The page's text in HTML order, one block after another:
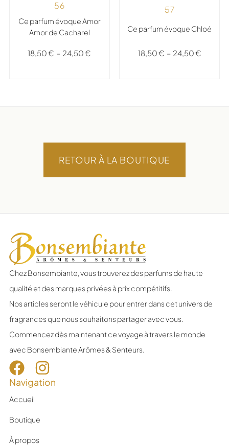
56
Ce parfum évoque Amor
Amor de Cacharel
18,50€ – 24,50€
57
Ce parfum évoque Chloé
18,50€ – 24,50€
RETOUR À LA BOUTIQUE
Chez Bonsembiante, vous trouverez des parfums de haute
qualité et des marques privées à prix compétitifs.
Nos articles seront le véhicule pour entrer dans cet univers de
fragrances que nous souhaitons partager avec vous.
Commencez dès maintenant ce voyage à travers le monde
avec Bonsembiante Arômes & Senteurs.
Navigation
Accueil
Boutique
À propos